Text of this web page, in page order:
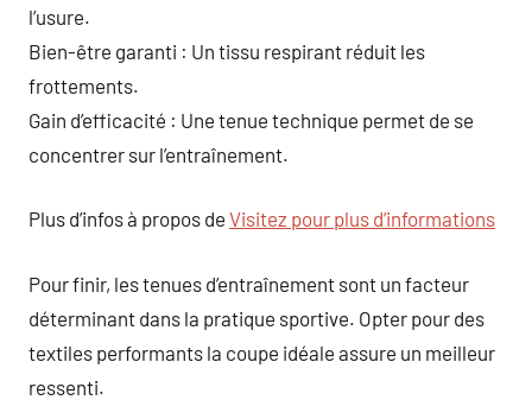
l’usure.
Bien-être garanti : Un tissu respirant réduit les
frottements.
Gain d’efficacité : Une tenue technique permet de se
concentrer sur l’entraînement.
Plus d’infos à propos de Visitez pour plus d’informations
Pour finir, les tenues d’entraînement sont un facteur
déterminant dans la pratique sportive. Opter pour des
textiles performants la coupe idéale assure un meilleur
ressenti.